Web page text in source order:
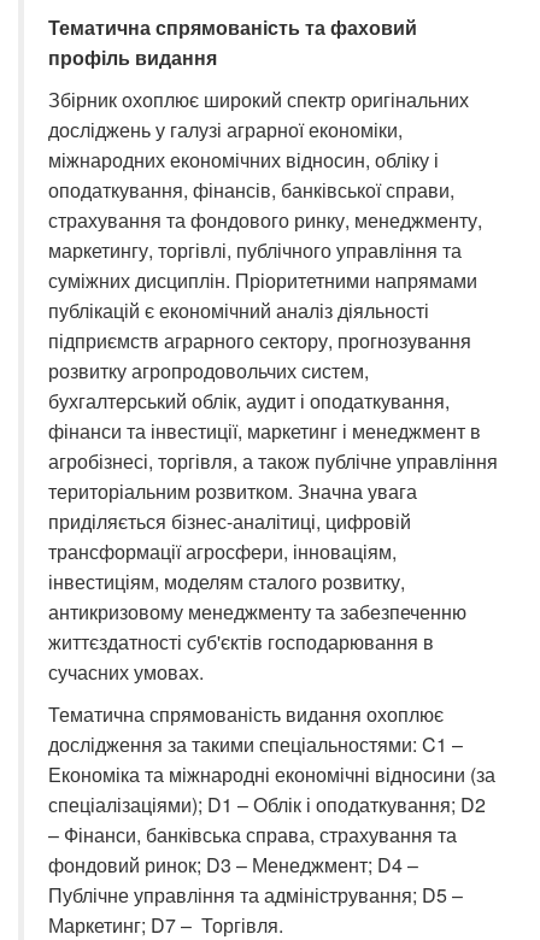
Тематична спрямованість та фаховий
профіль видання
Збірник охоплює широкий спектр оригінальних
досліджень у галузі аграрної економіки,
міжнародних економічних відносин, обліку і
оподаткування, фінансів, банківської справи,
страхування та фондового ринку, менеджменту,
маркетингу, торгівлі, публічного управління та
суміжних дисциплін. Пріоритетними напрямами
публікацій є економічний аналіз діяльності
підприємств аграрного сектору, прогнозування
розвитку агропродовольчих систем,
бухгалтерський облік, аудит і оподаткування,
фінанси та інвестиції, маркетинг і менеджмент в
агробізнесі, торгівля, а також публічне управління
територіальним розвитком. Значна увага
приділяється бізнес-аналітиці, цифровій
трансформації агросфери, інноваціям,
інвестиціям, моделям сталого розвитку,
антикризовому менеджменту та забезпеченню
життєздатності суб'єктів господарювання в
сучасних умовах.
Тематична спрямованість видання охоплює
дослідження за такими спеціальностями: C1 –
Економіка та міжнародні економічні відносини (за
спеціалізаціями); D1 – Облік і оподаткування; D2
– Фінанси, банківська справа, страхування та
фондовий ринок; D3 – Менеджмент; D4 –
Публічне управління та адміністрування; D5 –
Маркетинг; D7 – Торгівля.